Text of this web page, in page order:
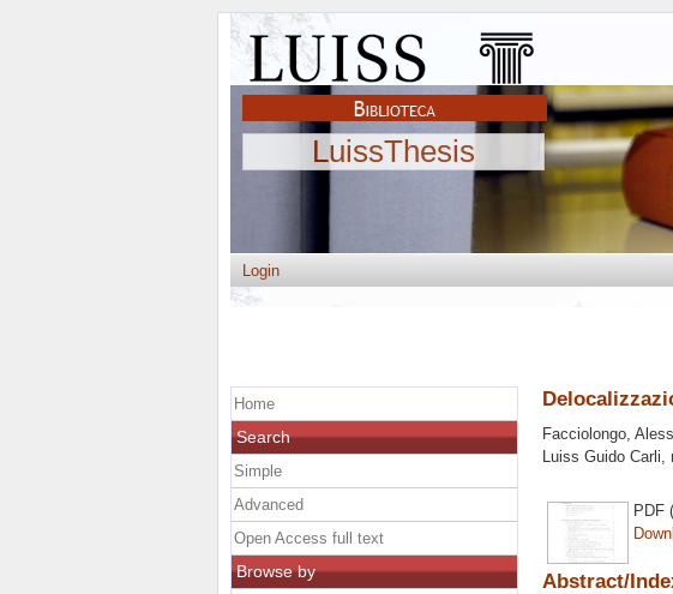
LuissThesis
Login
Facciolongo,
Luiss Guido Carli,
PDF
Abstract/
Home
Search
Simple
Advanced
Open Access full text
Browse by